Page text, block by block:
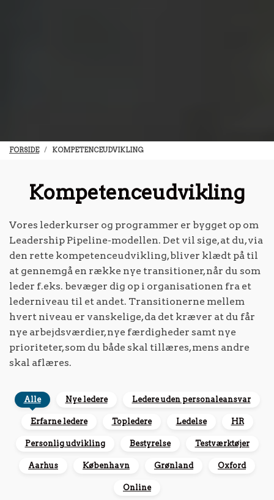
FORSIDE KOMPETENCEUDVIKLING
Kompetenceudvikling
Vores lederkurser og programmer er bygget op om
Leadership Pipeline-modellen. Det vil sige, at du, via
den rette kompetenceudvikling, bliver klædt på til
at gennemgå en række nye transitioner, når du som
leder f.eks. bevæger dig op i organisationen fra et
lederniveau til et andet. Transitionerne mellem
hvert niveau er vanskelige, da det kræver at du får
nye arbejdsværdier, nye færdigheder samt nye
prioriteter, som du både skal tillæres, mens andre
skal aflæres.
Alle Nye ledere Ledere uden personaleansvar
Erfarne ledere Topledere Ledelse HR
Personlig udvikling Bestyrelse Testværktøjer
Aarhus København Grønland Oxford
Online